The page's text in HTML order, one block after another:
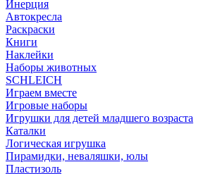
Инерция
Автокресла
Раскраски
Книги
Наклейки
Наборы животных
SCHLEICH
Играем вместе
Игровые наборы
Игрушки для детей младшего возраста
Каталки
Логическая игрушка
Пирамидки, неваляшки, юлы
Пластизоль